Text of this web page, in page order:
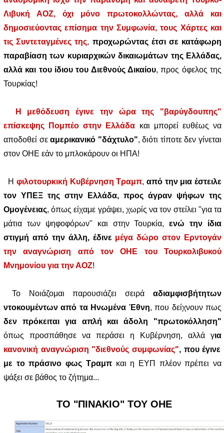
Λιβυκή ΑΟΖ, όχι μόνο πρωτοκολλώντας, αλλά και
δημοσιεύοντας επίσημα την Συμφωνία, τους Χάρτες και
τις Συντεταγμένες της, προχωρώντας έτσι σε κατάφωρη
παραβίαση των κυριαρχικών δικαιωμάτων της Ελλάδας,
αλλά και του ίδιου του Διεθνούς Δικαίου, προς όφελος της
Τουρκίας!
Η μεθόδευση έγινε την ώρα της "βαρύγδουπης"
επίσκεψης Πομπέο στην Ελλάδα και μπορεί ευθέως να
αποδοθεί σεαμερικανικό "δάχτυλο", διότι τίποτε δεν γίνεται
στον ΟΗΕ εάν το μπλοκάρουν οι ΗΠΑ!
Η φιλοτουρκική Κυβέρνηση Τραμπ,από την μια έστειλε
τον ΥΠΕΞ της στην Ελλάδα, προς άγραν ψήφων της
Ομογένειας, όπως είχαμε γράψει, χωρίς να τον στείλει "για τα
μάτια των ψηφοφόρων" και στην Τουρκία,ενώ την ίδια
στιγμή από την άλλη, έδινε μέγα δώρο στον Ερντογάν
την αναγνώριση από τον ΟΗΕ του Τουρκολιβυκού
Μνημονίου για την ΑΟΖ!
Το Νοιάζομαι παρουσιάζει σειρά αδιαμφισβήτητων
ντοκουμέντων από τα Ηνωμένα Έθνη, που δείχνουν πως
δεν πρόκειται για απλή και άδολη "πρωτοκόλληση"
όπως προσπάθησε να περάσει η Κυβέρνηση, αλλά για
κανονική αναγνώριση "διεθνούς συμφωνίας", που έγινε
με το πράσινο φως Τραμπκαι η ΕΥΠ πλέον πρέπει να
ψάξει σε βάθος το ζήτημα...
ΤΟ "ΠΙΝΑΚΙΟ" ΤΟΥ ΟΗΕ